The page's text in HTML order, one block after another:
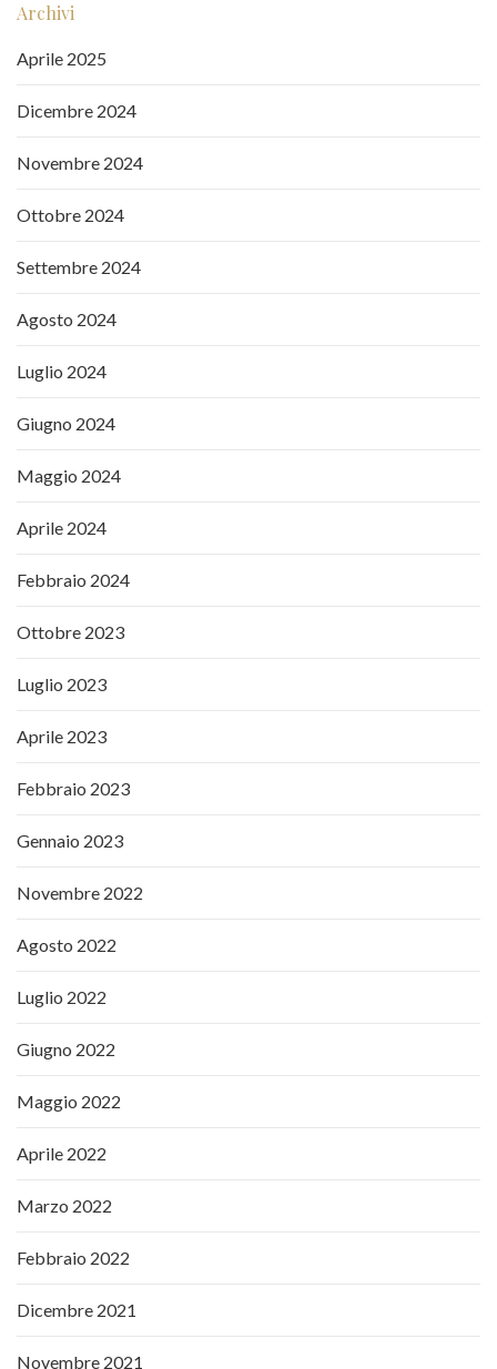
Archivi
Aprile 2025
Dicembre 2024
Novembre 2024
Ottobre 2024
Settembre 2024
Agosto 2024
Luglio 2024
Giugno 2024
Maggio 2024
Aprile 2024
Febbraio 2024
Ottobre 2023
Luglio 2023
Aprile 2023
Febbraio 2023
Gennaio 2023
Novembre 2022
Agosto 2022
Luglio 2022
Giugno 2022
Maggio 2022
Aprile 2022
Marzo 2022
Febbraio 2022
Dicembre 2021
Novembre 2021